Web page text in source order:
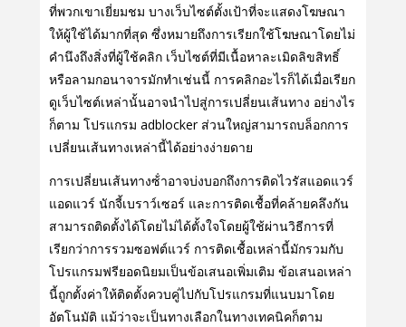
ที่พวกเขาเยี่ยมชม บางเว็บไซต์ตั้งเป้าที่จะแสดงโฆษณา
ให้ผู้ใช้ได้มากที่สุด ซึ่งหมายถึงการเรียกใช้โฆษณาโดยไม่
คํานึงถึงสิ่งที่ผู้ใช้คลิก เว็บไซต์ที่มีเนื้อหาละเมิดลิขสิทธิ์
หรือลามกอนาจารมักทําเช่นนี้ การคลิกอะไรก็ได้เมื่อเรียก
ดูเว็บไซต์เหล่านั้นอาจนําไปสู่การเปลี่ยนเส้นทาง อย่างไร
ก็ตาม โปรแกรม adblocker ส่วนใหญ่สามารถบล็อกการ
เปลี่ยนเส้นทางเหล่านี้ได้อย่างง่ายดาย
การเปลี่ยนเส้นทางซ้ําอาจบ่งบอกถึงการติดไวรัสแอดแวร์
แอดแวร์ นักจี้เบราว์เซอร์ และการติดเชื้อที่คล้ายคลึงกัน
สามารถติดตั้งได้โดยไม่ได้ตั้งใจโดยผู้ใช้ผ่านวิธีการที่
เรียกว่าการรวมซอฟต์แวร์ การติดเชื้อเหล่านี้มักรวมกับ
โปรแกรมฟรียอดนิยมเป็นข้อเสนอเพิ่มเติม ข้อเสนอเหล่า
นี้ถูกตั้งค่าให้ติดตั้งควบคู่ไปกับโปรแกรมที่แนบมาโดย
อัตโนมัติ แม้ว่าจะเป็นทางเลือกในทางเทคนิคก็ตาม